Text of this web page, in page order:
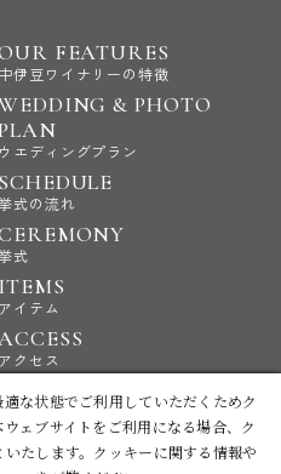
FEATURES
中伊豆ワイナリーの特徴
& PHOTO
ウエディングプラン
SCHEDULE
式の流れ
式
ITEMS
アイテム
アクセス
BLOG
タッフブログ
な状態でご利用していただくためク
ェブサイトをご利用になる場合、ク
たします。クッキーに関する情報や